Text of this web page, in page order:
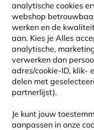
analytische cookies
webshop
werken en de
aan. Kies je Alles
analytische,
verwerken dan
adres/cookie-ID, klik-
delen met
partnerlijst).
Je kunt jouw
aanpassen in onze